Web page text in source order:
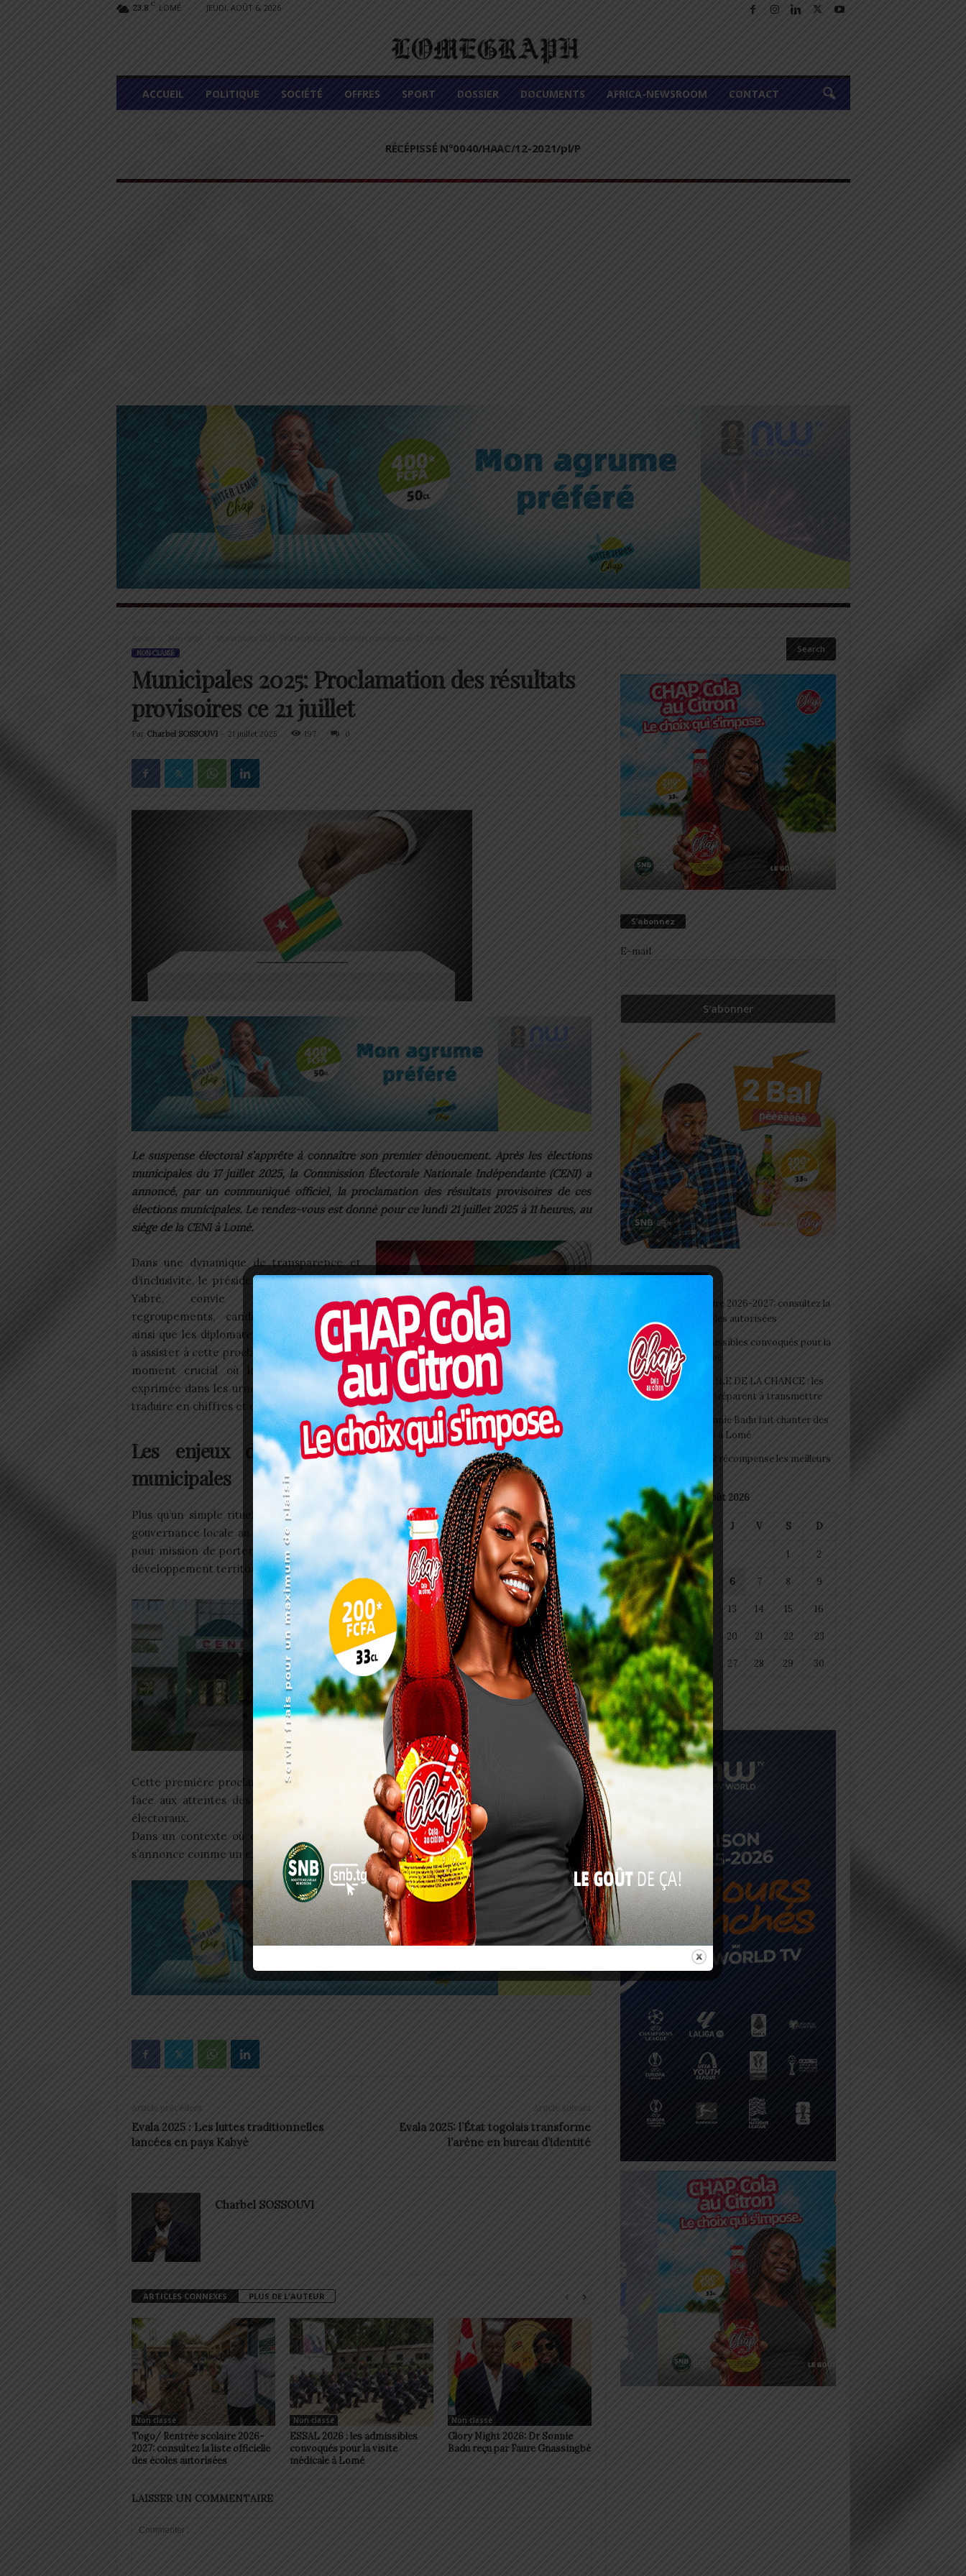
23.8 C LOMÉ JEUDI, AOÛT 6, 2026
L
M
ACCUEIL POLITIQUE SOCIÉTÉ OFFRES SPORT DOSSIER DOCUMENTS AFRICA-NEWSROOM CONTACT
RÉCÉPISSÉ N°0040/HAAC/12-2021/pl/P
Accueil Municipales 2025: Proclamation des résultats provisoires ce 21 juillet
NON CLASSÉ
Municipales 2025: Proclamation des résultats
provisoires ce 21 juillet
Par Charbel SOSSOUVI- 21 juillet 2025 197 0
Le suspense électoral s’apprête à connaître son premier dénouement. Après les élections
municipales du 17 juillet 2025, la Commission Électorale Nationale Indépendante (CENI) a
annoncé, par un communiqué officiel, la proclamation des résultats provisoires de ces
élections municipales. Le rendez-vous est donné pour ce lundi 21 juillet 2025 à 11 heures, au
siège de la CENI à Lomé.
Dans une dynamique de transparence et
d’inclusivité, le président de la CENI, Dago
Yabré, convie partis politiques,
regroupements, candidats indépendants,
ainsi que les diplomates accrédités au Togo
à assister à cette proclamation officielle. Un
moment crucial où lavolontépopulaire
exprimée dans les urnes commencera à se
traduire en chiffres et en sièges.
Les enjeux derrière les résultats provisoires des
municipales
Plus qu’un simple rituel institutionnel, cette proclamation marque un tournant pour la
gouvernance locale au Togo. Elle scellera le sort des conseillers municipaux qui auront
pour mission de porter la voix des citoyens et de dynamiser la vie municipale, socle du
développement territorial.
Lire aussi:
Municipales 2025 : 55,02 % de
participation annoncés par la CENI
La présence de toutes les parties prenantes
est fortement souhaitée pour renforcer la
légitimité du processus. Un appel solennel
lancé par la CENI pour témoigner de
l’engagement démocratique du Togo sur la
scène nationale et internationale.
Cette première proclamation de résultats est aussi un test de confiance pour la CENI,
face aux attentes des citoyens souvent critiques sur la transparence des processus
électoraux.
Dans un contexte où chaque résultat est scruté à la loupe, la cérémonie du 21 juillet
s’annonce comme un exercice de vérité politique et démocratique.
Article précédent
Evala 2025 : Les luttes traditionnelles
lancées en pays Kabyè
Article suivant
Evala 2025: l’État togolais transforme
l’arène en bureau d’identité
Charbel SOSSOUVI
ARTICLES CONNEXES PLUS DE L'AUTEUR
Non classé
Togo/ Rentrée scolaire 2026-
2027: consultez la liste officielle
des écoles autorisées
Non classé
ESSAL 2026 : les admissibles
convoqués pour la visite
médicale à Lomé
Non classé
Glory Night 2026: Dr Sonnie
Badu reçu par Faure Gnassingbé
LAISSER UN COMMENTAIRE
S’abonnez
E-mail
Articles récents
Togo/ Rentrée scolaire 2026-2027: consultez la
liste officielle des écoles autorisées
ESSAL 2026 : les admissibles convoqués pour la
visite médicale à Lomé
SWEDD+ Togo / ECOLE DE LA CHANCE : les
maitres-artisans se préparent à transmettre
Glory Night 2026: Sonnie Badu fait chanter des
milliers de personnes à Lomé
Vogan : AGRI-ESPOIR récompense les meilleurs
août 2026
L M M J V S D
1 2
3 4 5 6 7 8 9
10 11 12 13 14 15 16
17 18 20 21 22 23
24 25 26 27 28 29 30
31
« Juil